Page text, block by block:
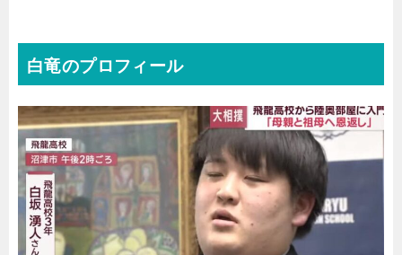
白竜のプロフィール